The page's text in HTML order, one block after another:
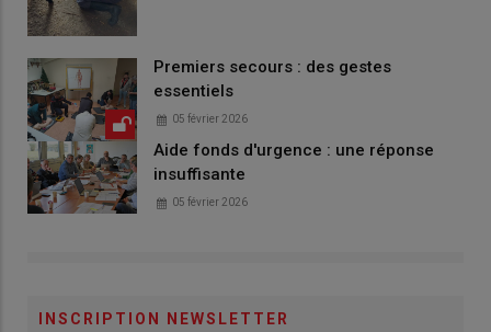
Premiers secours : des gestes
essentiels
05 février 2026
Aide fonds d'urgence : une réponse
insuffisante
05 février 2026
INSCRIPTION NEWSLETTER